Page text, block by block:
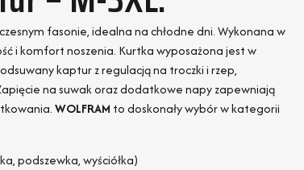
fasonie, idealna na chłodne dni. Wykonana w
i komfort noszenia. Kurtka wyposażona jest w
kaptur z regulacją na troczki i rzep,
na suwak oraz dodatkowe napy zapewniają
WOLFRAM to doskonały wybór w kategorii
podszewka, wyściółka)